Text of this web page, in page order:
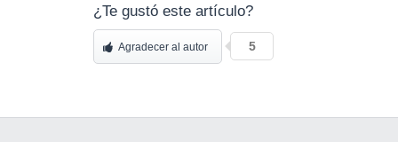
¿Te gustó este artículo?
Agradecer al autor 5